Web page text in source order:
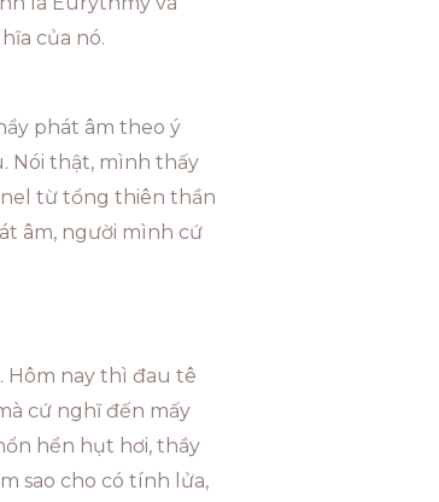
của nó.
phát âm theo ý
Nói thật, mình thấy
từ tổng thiên thần
âm, người mình cứ
Hôm nay thì đau tê
cứ nghĩ đến mấy
hển hụt hơi, thầy
sao cho có tính lửa,